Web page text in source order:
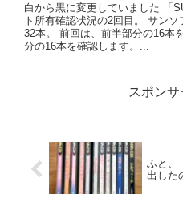
白から黒に変更していました 「
ト所有確認状況の2回目。 サン
32本。 前回は、前半部分の16本
分の16本を確認します。...
スポンサ
ふと、
出した